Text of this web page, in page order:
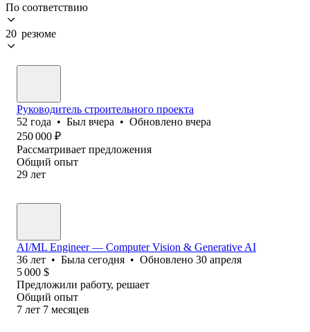
По соответствию
20 резюме
Руководитель строительного проекта
52 года • Был вчера • Обновлено вчера
250 000 ₽
Рассматривает предложения
Общий опыт
29 лет
AI/ML Engineer — Computer Vision & Generative AI
36 лет • Была сегодня • Обновлено 30 апреля
5 000 $
Предложили работу, решает
Общий опыт
7 лет 7 месяцев